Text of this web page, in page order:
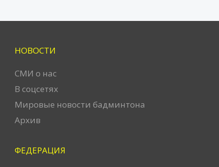
НОВОСТИ
СМИ о нас
В соцсетях
Мировые новости бадминтона
Архив
ФЕДЕРАЦИЯ